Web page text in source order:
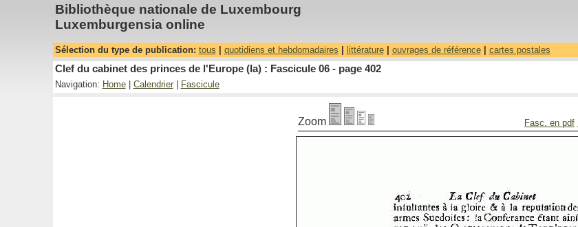
Bibliothèque nationale de Luxembourg
Luxemburgensia online
Sélection du type de publication: tous quotidiens et hebdomadaires littérature| ouvrages de référence| cartes postales
Clef du cabinet des princes de l'Europe (la) : Fascicule 06 - page 402
Navigation: Home| Calendrier| Fascicule
Zoom Fasc. en pdf